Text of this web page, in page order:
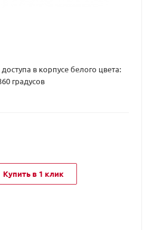
в корпусе белого цвета:
градусов
Купить в 1 клик